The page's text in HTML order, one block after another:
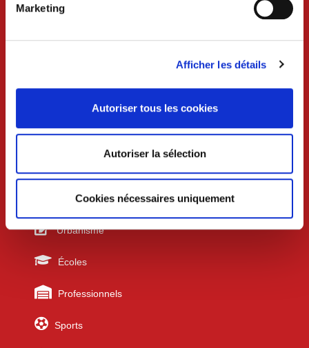
Marketing
Afficher les détails
Autoriser tous les cookies
Autoriser la sélection
Cookies nécessaires uniquement
Samedi 9h-12h (uniquement sur rdv)
Lundi au mercredi 8h30-12h et 13h30-17h30
Vendredi 8h30-12h et 13h30-17h
Urbanisme
Écoles
Professionnels
Sports